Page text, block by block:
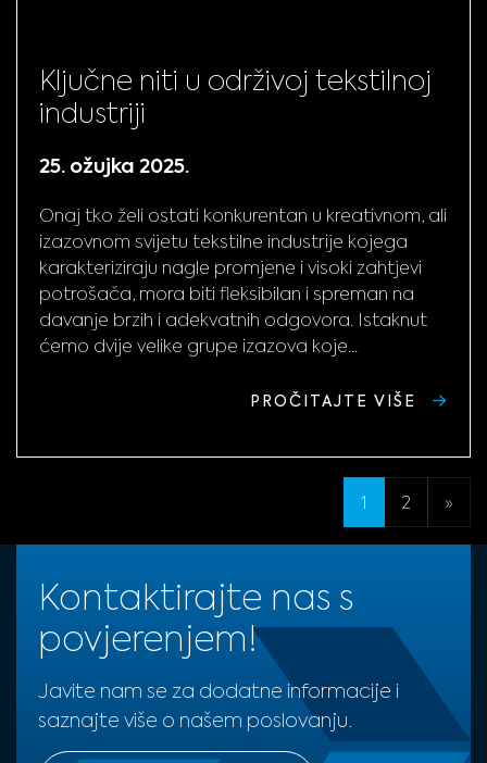
Ključne niti u održivoj tekstilnoj
industriji
25. ožujka 2025.
Onaj tko želi ostati konkurentan u kreativnom, ali
izazovnom svijetu tekstilne industrije kojega
karakteriziraju nagle promjene i visoki zahtjevi
potrošača, mora biti fleksibilan i spreman na
davanje brzih i adekvatnih odgovora. Istaknut
ćemo dvije velike grupe izazova koje...
PROČITAJTE VIŠE
1 2 »
Kontaktirajte nas s
povjerenjem!
Javite nam se za dodatne informacije i
saznajte više o našem poslovanju.